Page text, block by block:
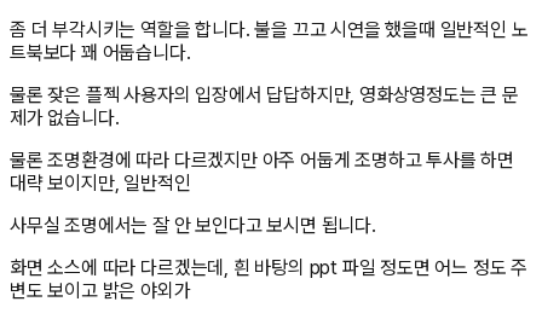
좀 더 부각시키는 역할을 합니다. 불을 끄고 시연을 했을때 일반적인 노
트북보다 꽤 어둡습니다.
물론 잦은 플젝 사용자의 입장에서 답답하지만, 영화상영정도는 큰 문
제가 없습니다.
물론 조명환경에 따라 다르겠지만 아주 어둡게 조명하고 투사를 하면
대략 보이지만, 일반적인
사무실 조명에서는 잘 안 보인다고 보시면 됩니다.
화면 소스에 따라 다르겠는데, 흰 바탕의 ppt 파일 정도면 어느 정도 주
변도 보이고 밝은 야외가